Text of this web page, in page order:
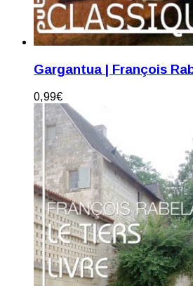
Gargantua | François
0,99€